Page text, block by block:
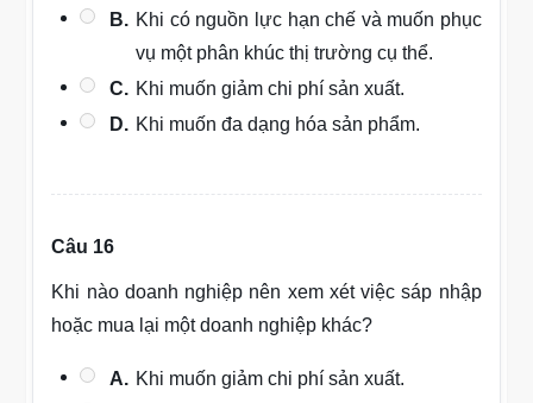
B. Khi có nguồn lực hạn chế và muốn phục
vụ một phân khúc thị trường cụ thể.
C. Khi muốn giảm chi phí sản xuất.
D. Khi muốn đa dạng hóa sản phẩm.
Câu 16
Khi nào doanh nghiệp nên xem xét việc sáp nhập
hoặc mua lại một doanh nghiệp khác?
A. Khi muốn giảm chi phí sản xuất.